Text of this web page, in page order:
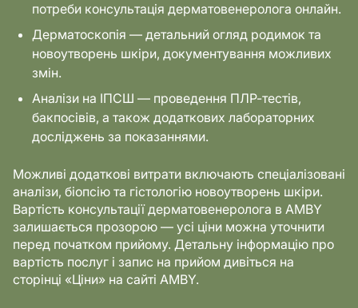
потреби консультація дерматовенеролога онлайн.
Дерматоскопія — детальний огляд родимок та
новоутворень шкіри, документування можливих
змін.
Аналізи на ІПСШ — проведення ПЛР-тестів,
бакпосівів, а також додаткових лабораторних
досліджень за показаннями.
Можливі додаткові витрати включають спеціалізовані
аналізи, біопсію та гістологію новоутворень шкіри.
Вартість консультації дерматовенеролога в AMBY
залишається прозорою — усі ціни можна уточнити
перед початком прийому. Детальну інформацію про
вартість послуг і запис на прийом дивіться на
сторінці «Ціни» на сайті AMBY.